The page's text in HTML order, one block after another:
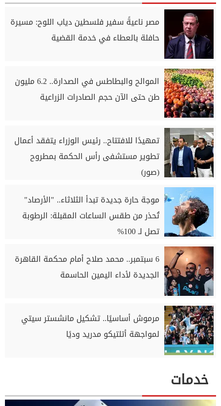
مصر ناعيةً سفير فلسطين دياب اللوح: مسيرة
حافلة بالعطاء في خدمة القضية
الموالح والبطاطس في الصدارة.. 6.2 مليون
طن حتى الآن حجم الصادرات الزراعية
تمهيدًا للافتتاح.. رئيس الوزراء يتفقد أعمال
تطوير مستشفى رأس الحكمة بمطروح
(صور)
موجة حارة جديدة تبدأ الثلاثاء.. "الأرصاد"
تُحذر من طقس الساعات المقبلة: الرطوبة
تصل لـ 100%
6 سبتمبر.. محمد صلاح أمام محكمة القاهرة
الجديدة لأداء اليمين الحاسمة
مرموش أساسيًا.. تشكيل مانشستر سيتي
لمواجهة أتلتيكو مدريد وديًا
خدمات